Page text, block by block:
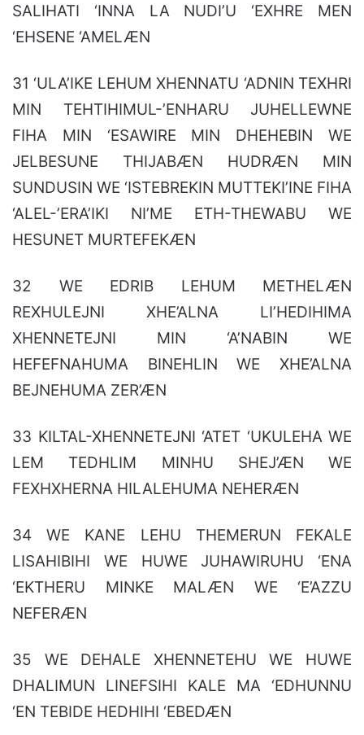
SALIHATI ‘INNA LA NUDI’U ‘EXHRE MEN
‘EHSENE ‘AMELÆN
31 ‘ULA’IKE LEHUM XHENNATU ‘ADNIN TEXHRI
MIN TEHTIHIMUL-’ENHARU JUHELLEWNE
FIHA MIN ‘ESAWIRE MIN DHEHEBIN WE
JELBESUNE THIJABÆN HUDRÆN MIN
SUNDUSIN WE ‘ISTEBREKIN MUTTEKI’INE FIHA
‘ALEL-’ERA’IKI NI’ME ETH-THEWABU WE
HESUNET MURTEFEKÆN
32 WE EDRIB LEHUM METHELÆN
REXHULEJNI XHE’ALNA LI’HEDIHIMA
XHENNETEJNI MIN ‘A’NABIN WE
HEFEFNAHUMA BINEHLIN WE XHE’ALNA
BEJNEHUMA ZER’ÆN
33 KILTAL-XHENNETEJNI ‘ATET ‘UKULEHA WE
LEM TEDHLIM MINHU SHEJ’ÆN WE
FEXHXHERNA HILALEHUMA NEHERÆN
34 WE KANE LEHU THEMERUN FEKALE
LISAHIBIHI WE HUWE JUHAWIRUHU ‘ENA
‘EKTHERU MINKE MALÆN WE ‘E’AZZU
NEFERÆN
35 WE DEHALE XHENNETEHU WE HUWE
DHALIMUN LINEFSIHI KALE MA ‘EDHUNNU
‘EN TEBIDE HEDHIHI ‘EBEDÆN